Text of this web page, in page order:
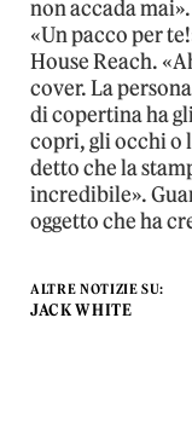
non accada mai».
«Un pacco per
House Reach.
cover. La
di copertina ha
copri, gli occhi o
detto che la
incredibile».
oggetto che ha
ALTRE NOTIZIE SU:
JACK WHITE